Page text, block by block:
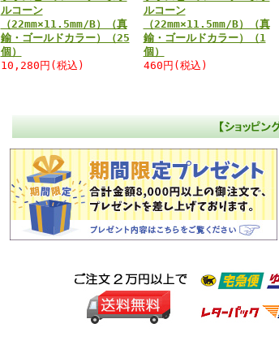
ルコーン
（22mm×11.5mm/B）（真
鍮・ゴールドカラー）（25
個）
10,280円(税込)
ルコーン
（22mm×11.5mm/B）（真
鍮・ゴールドカラー）（1
個）
460円(税込)